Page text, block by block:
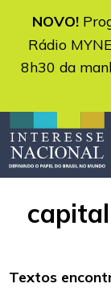
NOVO!
Rádio
8h30 da
Textos